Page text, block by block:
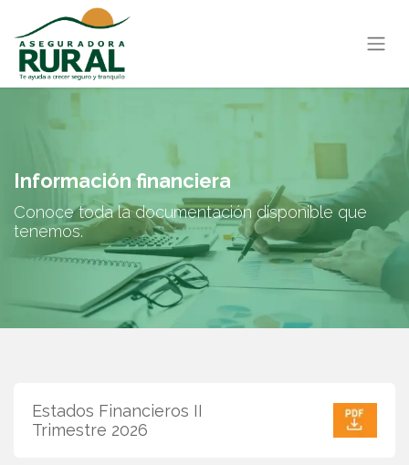
Información financiera
Conoce toda la documentación disponible que
tenemos.
Estados Financieros II
Trimestre 2026